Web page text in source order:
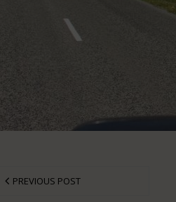
PREVIOUS POST